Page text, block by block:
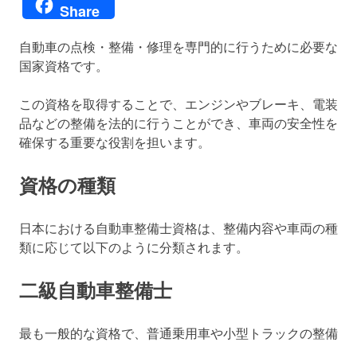
Share
自動車の点検・整備・修理を専門的に行うために必要な
国家資格です。
この資格を取得することで、エンジンやブレーキ、電装
品などの整備を法的に行うことができ、車両の安全性を
確保する重要な役割を担います。
資格の種類
日本における自動車整備士資格は、整備内容や車両の種
類に応じて以下のように分類されます。
二級自動車整備士
最も一般的な資格で、普通乗用車や小型トラックの整備